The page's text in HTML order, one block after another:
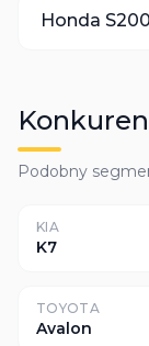
Honda
Podobny
KIA
K7
TOYOTA
Avalon